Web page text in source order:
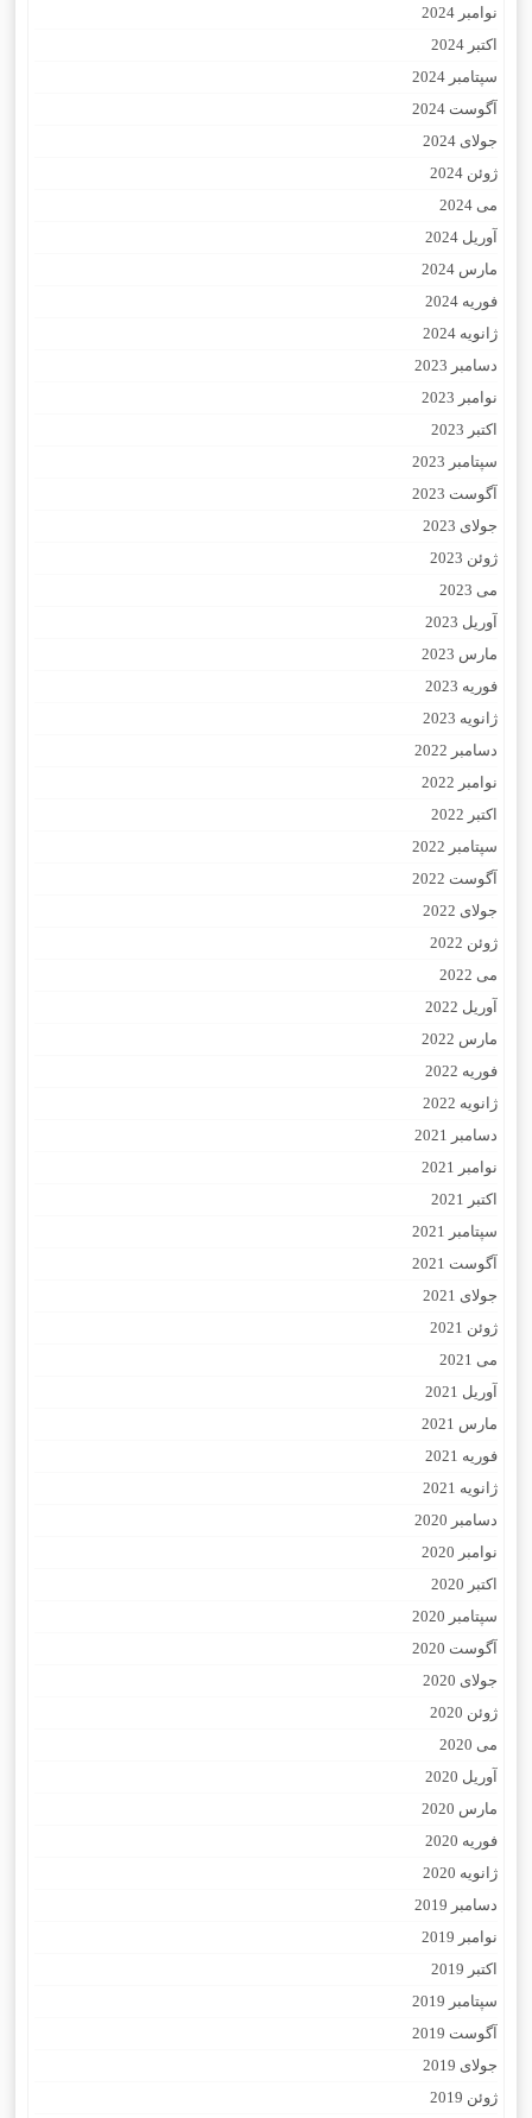
نوامبر 2024
اکتبر 2024
سپتامبر 2024
آگوست 2024
جولای 2024
ژوئن 2024
می 2024
آوریل 2024
مارس 2024
فوریه 2024
ژانویه 2024
دسامبر 2023
نوامبر 2023
اکتبر 2023
سپتامبر 2023
آگوست 2023
جولای 2023
ژوئن 2023
می 2023
آوریل 2023
مارس 2023
فوریه 2023
ژانویه 2023
دسامبر 2022
نوامبر 2022
اکتبر 2022
سپتامبر 2022
آگوست 2022
جولای 2022
ژوئن 2022
می 2022
آوریل 2022
مارس 2022
فوریه 2022
ژانویه 2022
دسامبر 2021
نوامبر 2021
اکتبر 2021
سپتامبر 2021
آگوست 2021
جولای 2021
ژوئن 2021
می 2021
آوریل 2021
مارس 2021
فوریه 2021
ژانویه 2021
دسامبر 2020
نوامبر 2020
اکتبر 2020
سپتامبر 2020
آگوست 2020
جولای 2020
ژوئن 2020
می 2020
آوریل 2020
مارس 2020
فوریه 2020
ژانویه 2020
دسامبر 2019
نوامبر 2019
اکتبر 2019
سپتامبر 2019
آگوست 2019
جولای 2019
ژوئن 2019